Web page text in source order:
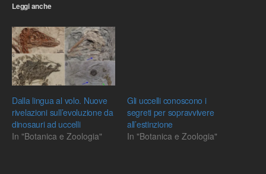
Leggi anche
Dalla lingua al volo. Nuove
rivelazioni sull’evoluzione da
dinosauri ad uccelli
In "Botanica e Zoologia"
Gli uccelli conoscono i
segreti per sopravvivere
all’estinzione
In "Botanica e Zoologia"